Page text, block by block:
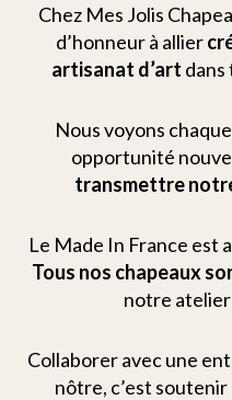
Chez Mes Jolis
d’honneur à allier
artisanat d’art dans
Nous voyons
opportunité
transmettre
Le Made In France est
Tous nos chapeaux
notre atelier
Collaborer avec une
nôtre, c’est soutenir